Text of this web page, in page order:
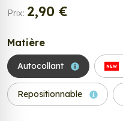
Prix: 2,90 €
Matière
Autocollant NEW
Repositionnable